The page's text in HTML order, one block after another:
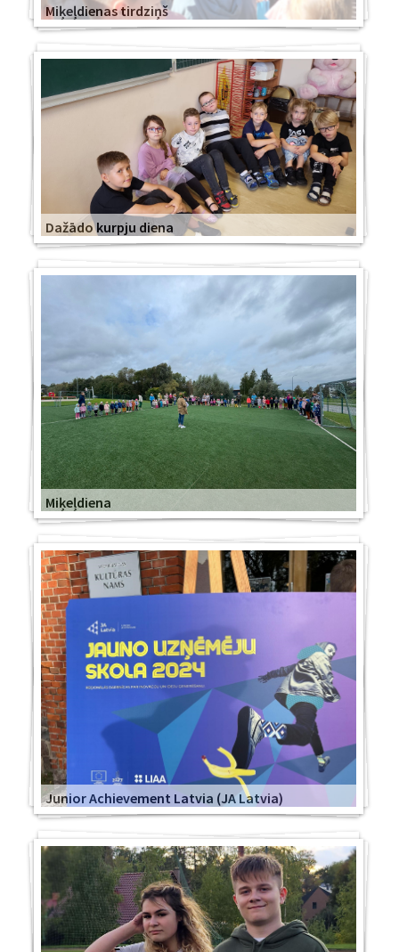
Miķeļdienas tirdziņš
Dažādo kurpju diena
Miķeļdiena
Junior Achievement Latvia (JA Latvia)